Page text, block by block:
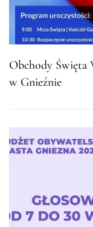
Obchody Święta
w Gnieźnie